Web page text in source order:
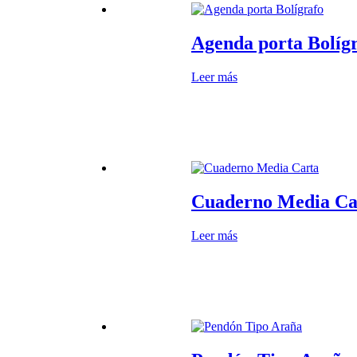
Agenda porta
Leer más
Cuaderno Media
Leer más